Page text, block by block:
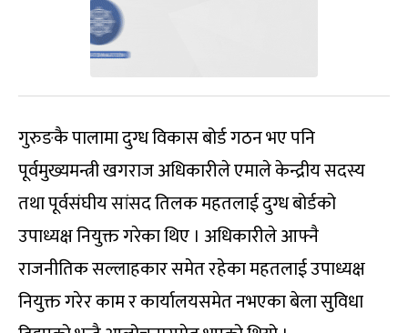
गुरुङकै पालामा दुग्ध विकास बोर्ड गठन भए पनि
पूर्वमुख्यमन्त्री खगराज अधिकारीले एमाले केन्द्रीय सदस्य
तथा पूर्वसंघीय सांसद तिलक महतलाई दुग्ध बोर्डको
उपाध्यक्ष नियुक्त गरेका थिए । अधिकारीले आफ्नै
राजनीतिक सल्लाहकार समेत रहेका महतलाई उपाध्यक्ष
नियुक्त गरेर काम र कार्यालयसमेत नभएका बेला सुविधा